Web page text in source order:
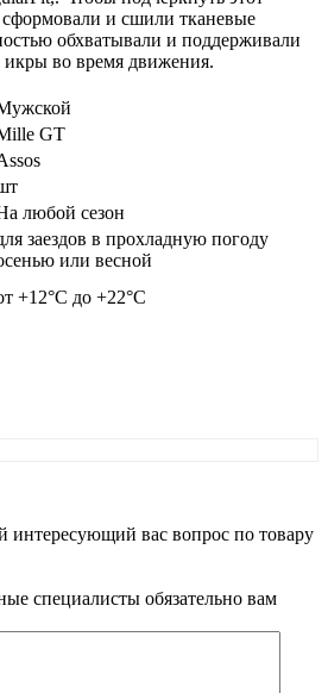
сформовали и сшили тканевые
обхватывали и поддерживали
во время движения.
GT
любой сезон
заездов в прохладную погоду
или весной
+12°С до +22°С
интересующий вас вопрос по товару
специалисты обязательно вам